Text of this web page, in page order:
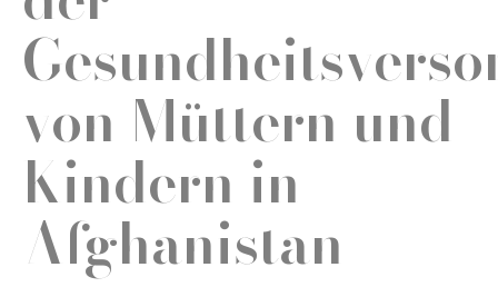
von Müttern und
Kindern in
Afghanistan